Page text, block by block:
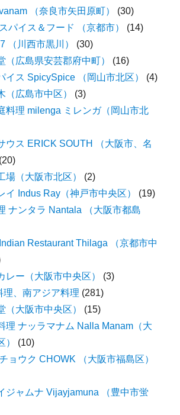
（奈良市矢田原町）
(30)
パイス＆フード （京都市）
(14)
（川西市黒川）
(30)
（広島県安芸郡府中町）
(16)
イス SpicySpice （岡山市北区）
(4)
（広島市中区）
(3)
料理 milenga ミレンガ（岡山市北
ウス ERICK SOUTH （大阪市、名
(20)
場（大阪市北区）
(2)
イ Indus Ray（神戸市中央区）
(19)
ナンタラ Nantala （大阪市都島
Restaurant Thilaga （京都市中
レー（大阪市中央区）
(3)
理、南アジア料理 (281)
（大阪市中央区）
(15)
理 ナッラマナム Nalla Manam（大
）
(10)
ョウク CHOWK （大阪市福島区）
ジャムナ Vijayjamuna （豊中市蛍